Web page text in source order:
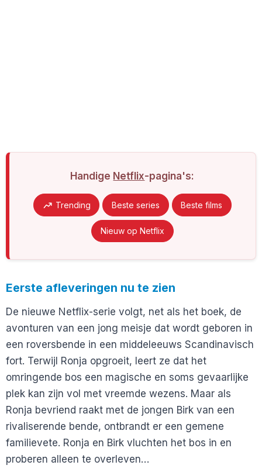
Handige Netflix-pagina's:
Trending Beste series Beste films
Nieuw op Netflix
Eerste afleveringen nu te zien
De nieuwe Netflix-serie volgt, net als het boek, de
avonturen van een jong meisje dat wordt geboren in
een roversbende in een middeleeuws Scandinavisch
fort. Terwijl Ronja opgroeit, leert ze dat het
omringende bos een magische en soms gevaarlijke
plek kan zijn vol met vreemde wezens. Maar als
Ronja bevriend raakt met de jongen Birk van een
rivaliserende bende, ontbrandt er een gemene
familievete. Ronja en Birk vluchten het bos in en
proberen alleen te overleven…